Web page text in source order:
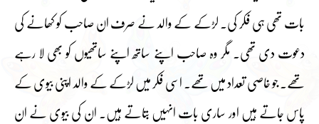
بات تھی ہی فکر کی۔ لڑکے کے والد نے صرف ان صاحب کو کھانے کی
دعوت دی تھی۔ مگر وہ صاحب اپنے ساتھ اپنے ساتھیوں کو بھی لا رہے
تھے۔ جو خاصی تعداد میں تھے۔ اسی فکر میں لڑکے کے والد اپنی بیوی کے
پاس جاتے ہیں اور ساری بات انہیں بتاتے ہیں۔ ان کی بیوی نے ان